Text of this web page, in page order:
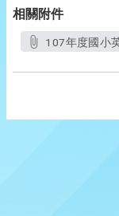
相關附件
107年度國小